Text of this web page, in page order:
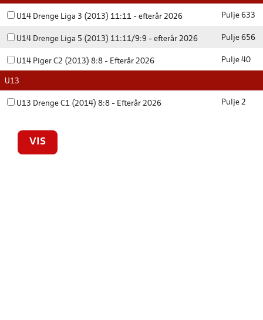
U14 Drenge Liga 3 (2013) 11:11 - efterår 2026 Pulje 633
U14 Drenge Liga 5 (2013) 11:11/9:9 - efterår 2026 Pulje 656
U14 Piger C2 (2013) 8:8 - Efterår 2026 Pulje 40
U13
U13 Drenge C1 (2014) 8:8 - Efterår 2026 Pulje 2
VIS